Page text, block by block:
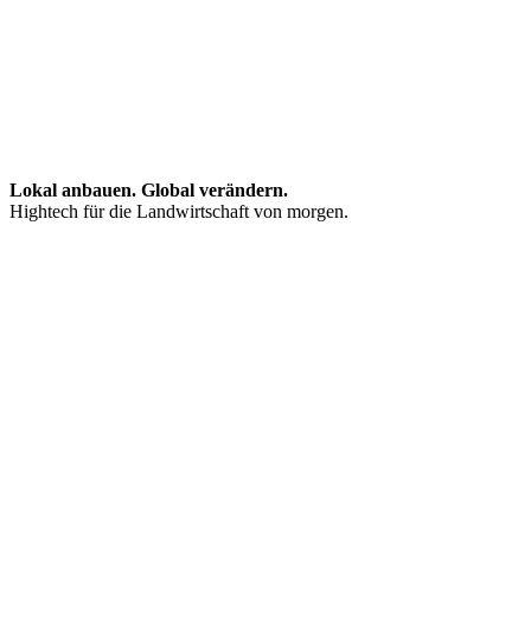
Lokal anbauen. Global verändern.
Hightech für die Landwirtschaft von morgen.